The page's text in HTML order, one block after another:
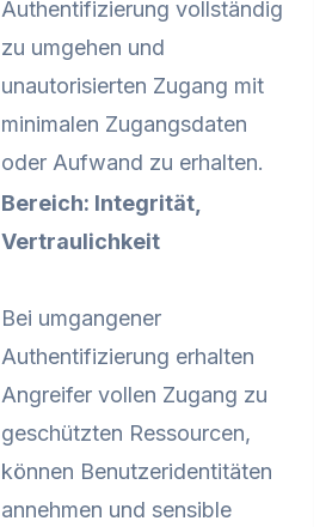
Authentifizierung vollständig
zu umgehen und
unautorisierten Zugang mit
minimalen Zugangsdaten
oder Aufwand zu erhalten.
Bereich: Integrität,
Vertraulichkeit
Bei umgangener
Authentifizierung erhalten
Angreifer vollen Zugang zu
geschützten Ressourcen,
können Benutzeridentitäten
annehmen und sensible